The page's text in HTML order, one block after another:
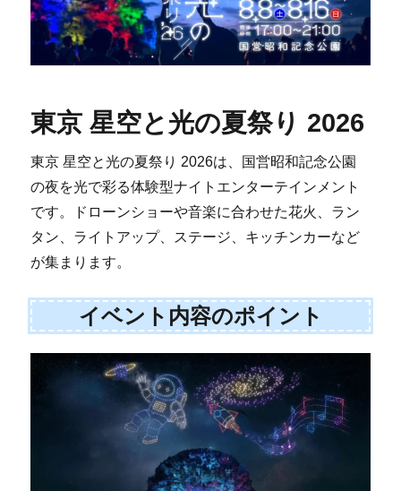
東京 星空と光の夏祭り 2026
東京 星空と光の夏祭り 2026は、国営昭和記念公園
の夜を光で彩る体験型ナイトエンターテインメント
です。ドローンショーや音楽に合わせた花火、ラン
タン、ライトアップ、ステージ、キッチンカーなど
が集まります。
イベント内容のポイント